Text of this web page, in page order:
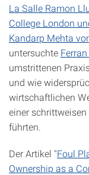
La Salle Ramon
College London
Kandarp Mehta
untersuchte
umstrittenen
und wie
wirtschaftlichen
einer
führten.
Der Artikel "Foul
Ownership as a